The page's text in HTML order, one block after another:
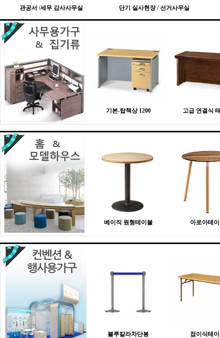
관공서 /세무 감사사무실 단기 실사현장 / 선거사무실
기본-탑책상 1200 고급 연결식
베이직 원형테이블 아로아테
블루칼라차단봉 접이식테